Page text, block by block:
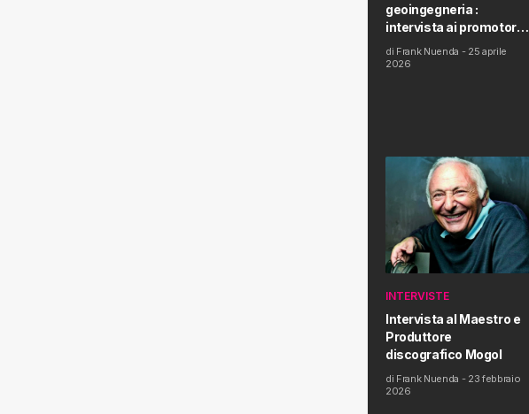
geoingegneria :
intervista ai promotori
della tematica e della
Proposta di Legge
di Frank Nuenda - 25 aprile
2026
INTERVISTE
Intervista al Maestro e
Produttore
discografico Mogol
di Frank Nuenda - 23 febbraio
2026